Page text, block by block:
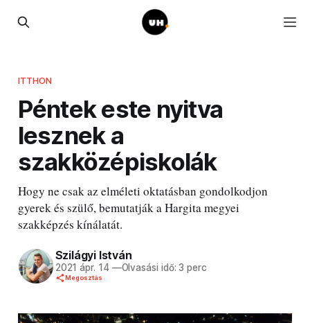
ITTHON
Péntek este nyitva
lesznek a
szakközépiskolák
Hogy ne csak az elméleti oktatásban gondolkodjon
gyerek és szülő, bemutatják a Hargita megyei
szakképzés kínálatát.
Szilágyi István
2021 ápr. 14 —Olvasási idő: 3 perc
Megosztás